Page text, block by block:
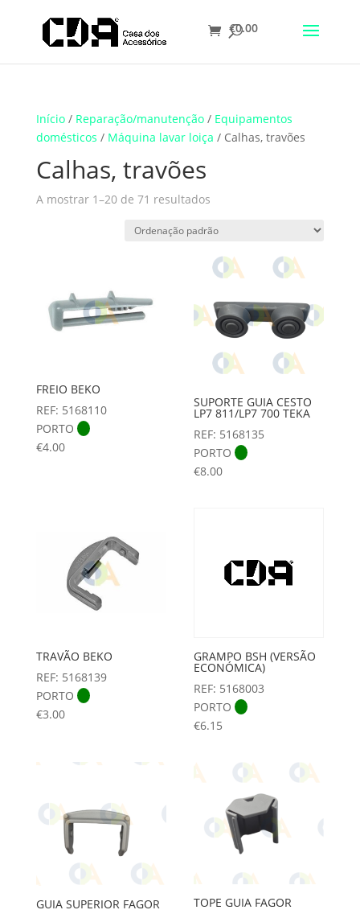
Translate
€0.00
Início/ Reparação/manutenção/ Equipamentos
domésticos / Máquina lavar loiça / Calhas, travões
Calhas, travões
A mostrar 1–20 de 71 resultados
FREIO BEKO
REF: 5168110
PORTO
€4.00
SUPORTE GUIA CESTO
LP7 811/LP7 700 TEKA
REF: 5168135
PORTO
€8.00
TRAVÃO BEKO
REF: 5168139
PORTO
€3.00
GRAMPO BSH (VERSÃO
ECONÓMICA)
REF: 5168003
PORTO
€6.15
GUIA SUPERIOR FAGOR
TOPE GUIA FAGOR